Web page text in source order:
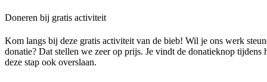
Doneren bij gratis activiteit
Kom langs bij deze gratis activiteit van de bieb! Wil je ons werk
donatie? Dat stellen we zeer op prijs. Je vindt de donatieknop tijdens
deze stap ook overslaan.